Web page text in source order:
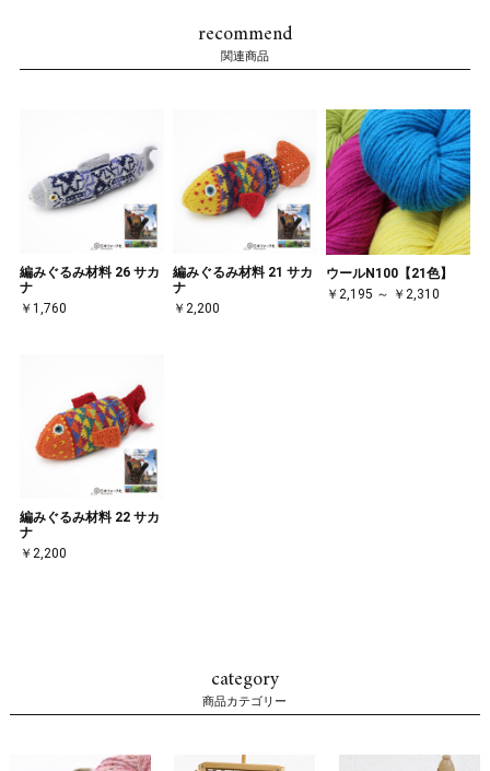
recommend
関連商品
編みぐるみ材料 26 サカ
ナ
￥1,760
編みぐるみ材料 21 サカ
ナ
￥2,200
ウールN100【21色】
￥2,195 ～ ￥2,310
編みぐるみ材料 22 サカ
ナ
￥2,200
category
商品カテゴリー